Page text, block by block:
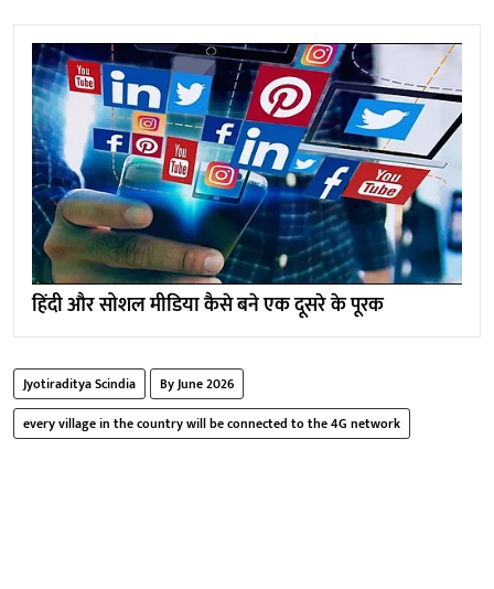
हिंदी और सोशल मीडिया कैसे बने एक दूसरे के पूरक
Jyotiraditya Scindia
By June 2026
every village in the country will be connected to the 4G network